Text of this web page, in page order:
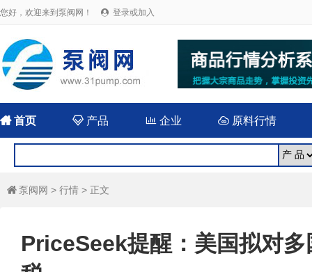
您好，欢迎来到泵阀网！  登录或加入
首页  产品 企业 原料行情
 泵阀网 > 行情 > 正文
PriceSeek提醒：美国拟对